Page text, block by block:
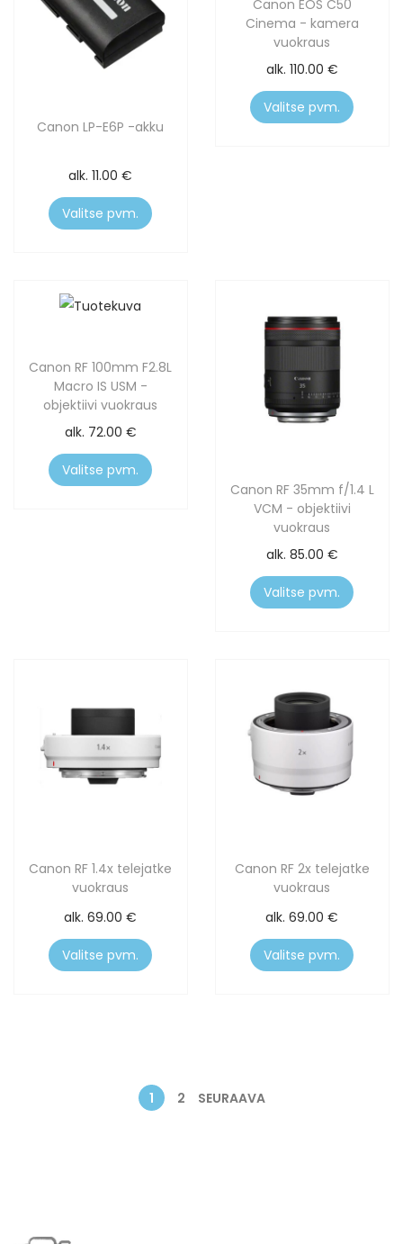
Canon LP-E6P -akku
alk.11.00€
Valitse pvm.
Canon EOS C50
Cinema - kamera
vuokraus
alk. 110.00 €
Valitse pvm.
Canon RF 100mm F2.8L
Macro IS USM -
objektiivi vuokraus
alk. 72.00 €
Valitse pvm.
Canon RF 35mm f/1.4 L
VCM - objektiivi
vuokraus
alk. 85.00 €
Valitse pvm.
Canon RF 1.4x telejatke
vuokraus
alk.69.00€
Valitse pvm.
Canon RF 2x telejatke
vuokraus
alk.69.00€
Valitse pvm.
1 2 SEURAAVA